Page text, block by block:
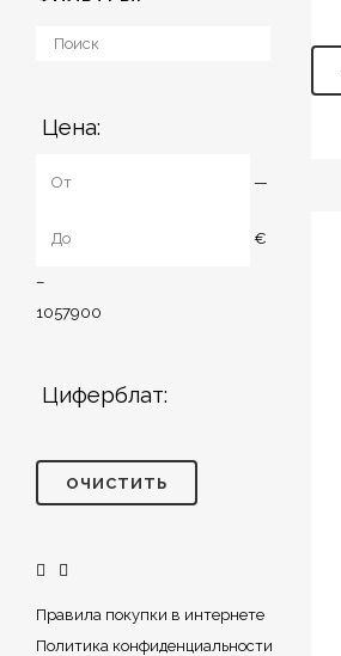
Цена:
—
€
–
1057900
Циферблат:
ОЧИСТИТЬ
Правила покупки в интернете
Политика конфиденциальности